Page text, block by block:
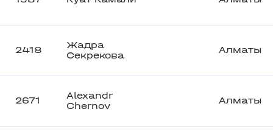
2418
Жадра
Секрекова
Алматы
2671
Alexandr
Chernov
Алматы